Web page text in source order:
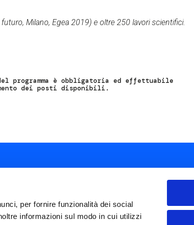
per fornire funzionalità dei social
informazioni sul modo in cui utilizzi
Milano, Egea 2019) e oltre 250 lavori scientifici.
programma è obbligatoria ed effettuabile
dei posti disponibili.